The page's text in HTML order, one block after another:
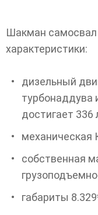
Шакман
характеристики:
дизельный
турбонаддува
достигает
механическая
собственная
габариты